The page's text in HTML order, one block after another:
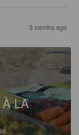
3 months ago
LA